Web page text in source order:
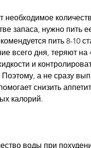
необходимое
запаса, нужно пить
пить 8-10
всего дня, теряют
и
а не сразу
снизить
калорий.
воды при